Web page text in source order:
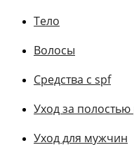
Тело
Волосы
Средства с spf
Уход за полостью
Уход для мужчин